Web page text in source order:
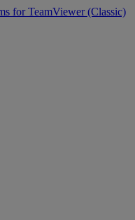
for TeamViewer (Classic)